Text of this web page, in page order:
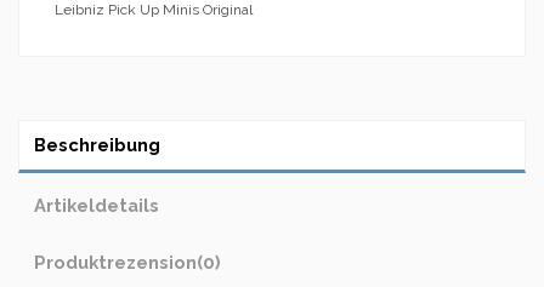
Leibniz Pick Up Minis Original
Beschreibung
Artikeldetails
Produktrezension(0)